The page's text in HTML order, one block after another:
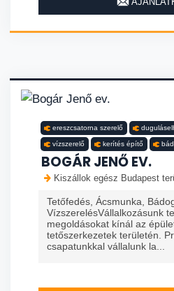
ereszcsatorna szerelő
vízszerelő kerítés építő
BOGÁR JENŐ EV.
Kiszállok egész Budapest
Tetőfedés, Ácsmunka,
VízszerelésVállalkozásunk
megoldásokat kínál az
tetőszerkezetek területén.
csapatunkkal vállalunk la...